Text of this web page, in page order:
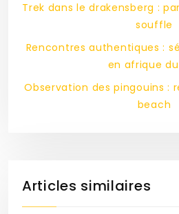
Trek dans le drakensberg :
souffle
Rencontres authentiques :
en afrique
Observation des pingouins :
beach
Articles similaires